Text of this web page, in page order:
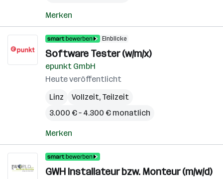
Merken
Einblicke
Software Tester (w/m/x)
epunkt GmbH
Heute veröffentlicht
Linz
Vollzeit, Teilzeit
3.000 € – 4.300 € monatlich
Merken
GWH Installateur bzw. Monteur (m/w/d)